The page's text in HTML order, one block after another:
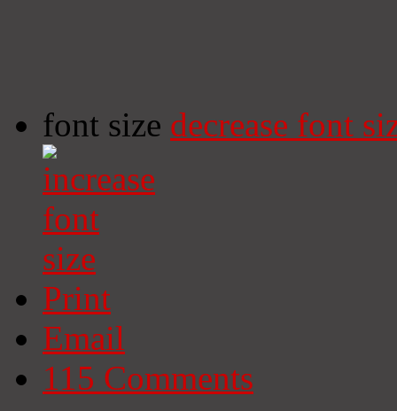
font size decrease font
Print
Email
115 Comments